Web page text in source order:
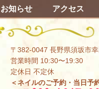
〒382-0047 長野県須坂市
営業時間 10:30〜19:30
定休日 不定休
＜ネイルのご予約・当日予
お知らせ アクセス